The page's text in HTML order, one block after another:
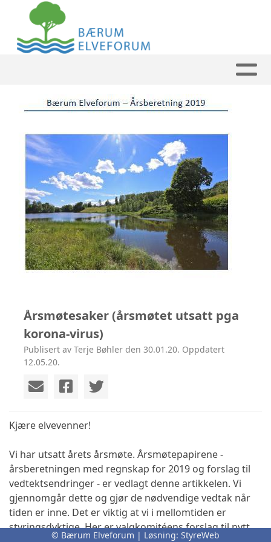
Årsmøtesaker (årsmøtet utsatt pga
korona-virus)
Publisert av Terje Bøhler den 30.01.20. Oppdatert
12.05.20.
Kjære elvevenner!
Vi har utsatt årets årsmøte. Årsmøtepapirene -
årsberetningen med regnskap for 2019 og forslag til
vedtektsendringer - er vedlagt denne artikkelen. Vi
gjennomgår dette og gjør de nødvendige vedtak når
tiden er inne. Det er viktig at vi i mellomtiden er
styringsdyktige. Her er valgkomitéens forslag til nytt
© Bærum Elveforum | Løsning: StyreWeb